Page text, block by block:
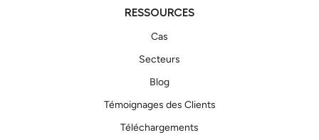
RESSOURCES
Cas
Secteurs
Blog
Témoignages des Clients
Téléchargements